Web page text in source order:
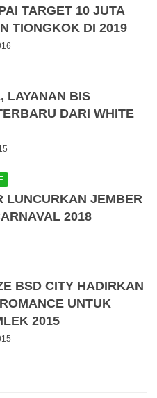
TARGET 10 JUTA
TIONGKOK DI 2019
LAYANAN BIS
DARI WHITE
LUNCURKAN JEMBER
2018
BSD CITY HADIRKAN
UNTUK
2015